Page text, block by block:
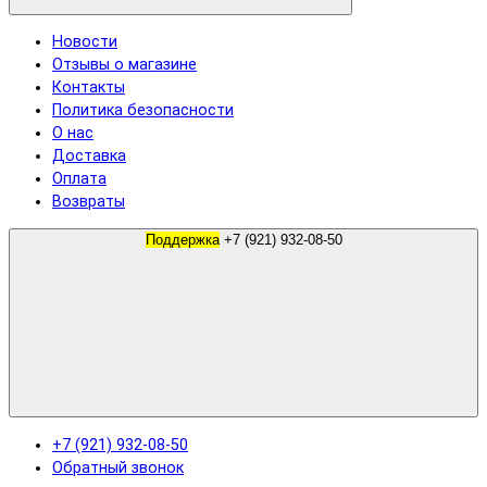
Новости
Отзывы о магазине
Контакты
Политика безопасности
О нас
Доставка
Оплата
Возвраты
Поддержка +7 (921) 932-08-50
+7 (921) 932-08-50
Обратный звонок